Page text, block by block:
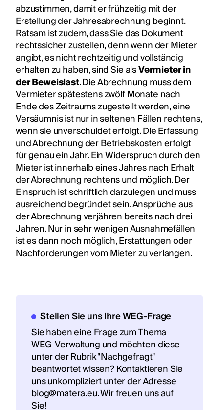
abzustimmen, damit er frühzeitig mit der
Erstellung der Jahresabrechnung beginnt.
Ratsam ist zudem, dass Sie das Dokument
rechtssicher zustellen, denn wenn der Mieter
angibt, es nicht rechtzeitig und vollständig
erhalten zu haben, sind Sie alsVermieter in
der Beweislast. Die Abrechnung muss dem
Vermieter spätestens zwölf Monate nach
Ende des Zeitraums zugestellt werden, eine
Versäumnis ist nur in seltenen Fällen rechtens,
wenn sie unverschuldet erfolgt. Die Erfassung
und Abrechnung der Betriebskosten erfolgt
für genau ein Jahr. Ein Widerspruch durch den
Mieter ist innerhalb eines Jahres nach Erhalt
der Abrechnung rechtens und möglich. Der
Einspruch ist schriftlich darzulegen und muss
ausreichend begründet sein. Ansprüche aus
der Abrechnung verjähren bereits nach drei
Jahren. Nur in sehr wenigen Ausnahmefällen
ist es dann noch möglich, Erstattungen oder
Nachforderungen vom Mieter zu verlangen.
Stellen Sie uns Ihre WEG-Frage
Sie haben eine Frage zum Thema
WEG-Verwaltung und möchten diese
unter der Rubrik "Nachgefragt"
beantwortet wissen? Kontaktieren Sie
uns unkompliziert unter der Adresse
blog@matera.eu. Wir freuen uns auf
Sie!